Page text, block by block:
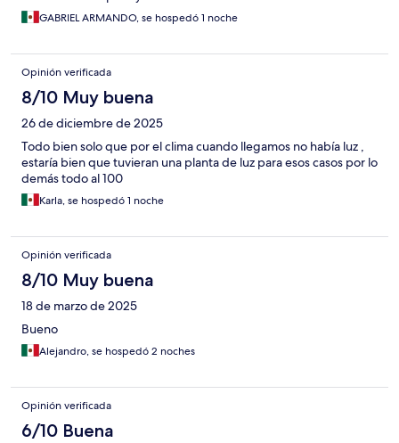
GABRIEL ARMANDO, se hospedó 1 noche
Opinión verificada
8/10 Muy buena
26 de diciembre de 2025
Todo bien solo que por el clima cuando llegamos no había luz ,
estaría bien que tuvieran una planta de luz para esos casos por lo
demás todo al 100
Karla, se hospedó 1 noche
Opinión verificada
8/10 Muy buena
18 de marzo de 2025
Bueno
Alejandro, se hospedó 2 noches
Opinión verificada
6/10 Buena